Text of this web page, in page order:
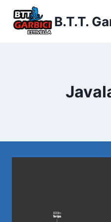
contenido
B.T.T.